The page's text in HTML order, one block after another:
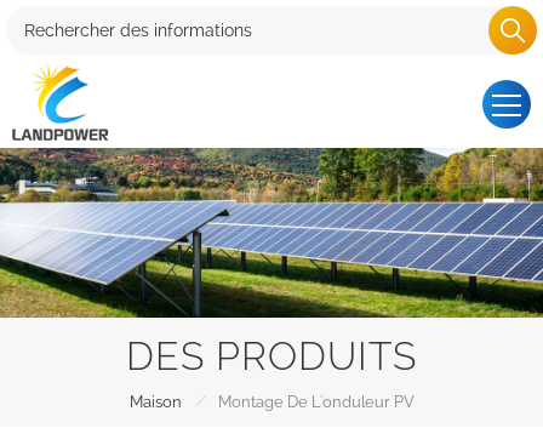
DES PRODUITS
Maison / Montage De L'onduleur PV